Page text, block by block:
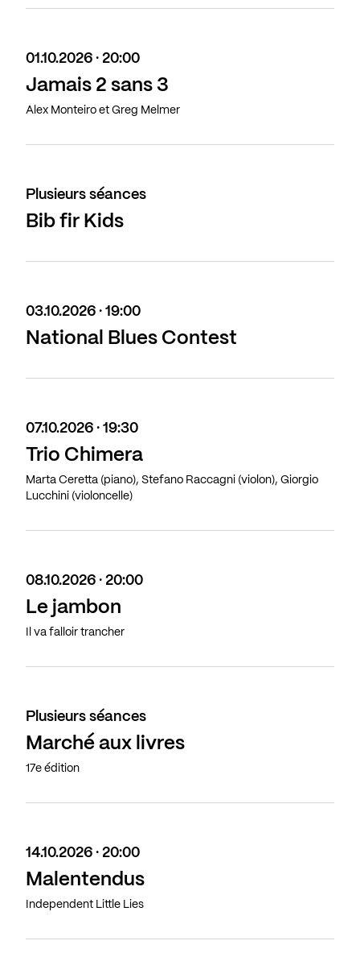
01.10.2026 · 20:00
Jamais 2 sans 3
Alex Monteiro et Greg Melmer
Plusieurs séances
Bib fir Kids
03.10.2026 · 19:00
National Blues Contest
07.10.2026 · 19:30
Trio Chimera
Marta Ceretta (piano), Stefano Raccagni (violon), Giorgio
Lucchini (violoncelle)
08.10.2026 · 20:00
Le jambon
Il va falloir trancher
Plusieurs séances
Marché aux livres
17e édition
14.10.2026 · 20:00
Malentendus
Independent Little Lies